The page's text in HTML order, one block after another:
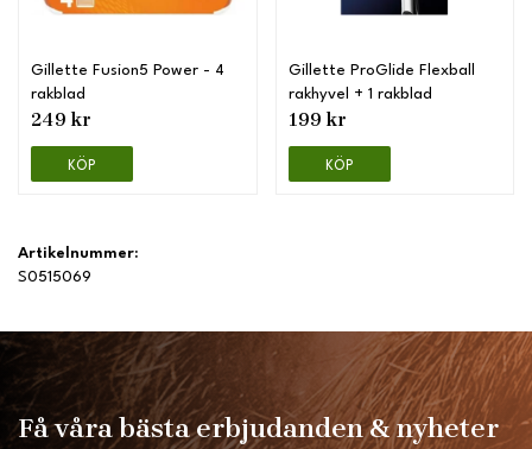
Gillette Fusion5 Power - 4
rakblad
249 kr
KÖP
Gillette ProGlide Flexball
rakhyvel + 1 rakblad
199 kr
KÖP
Artikelnummer:
S0515069
Få våra bästa erbjudanden & nyheter